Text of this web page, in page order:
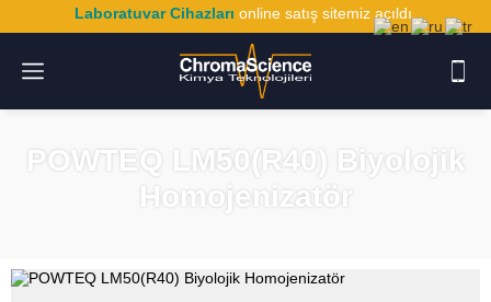
Laboratuvar Cihazları online satış sitemiz açıldı.
POWTEQ LM50(R40) Biyolojik
Homojenizatör